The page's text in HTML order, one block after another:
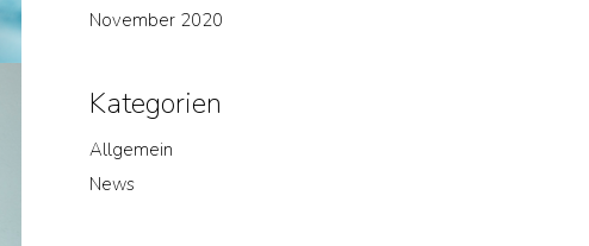
November 2020
Kategorien
Allgemein
News